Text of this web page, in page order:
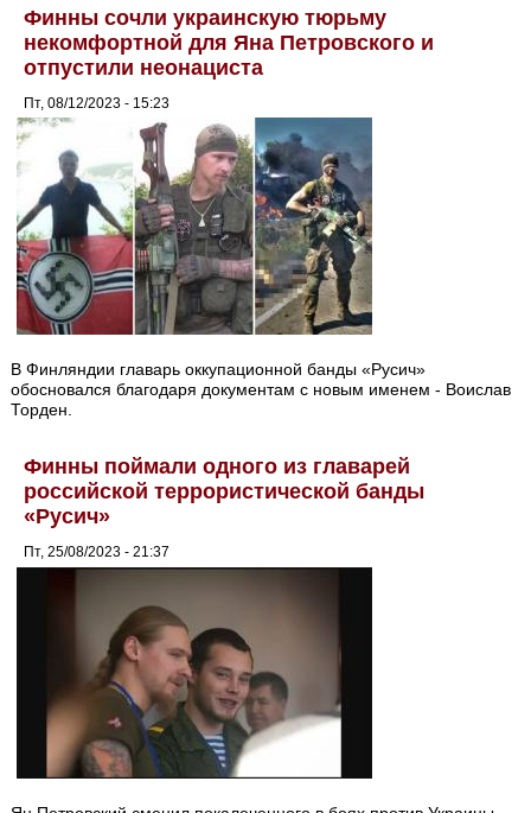
Финны сочли украинскую тюрьму
некомфортной для Яна Петровского и
отпустили неонациста
Пт, 08/12/2023 - 15:23
В Финляндии главарь оккупационной банды «Русич»
обосновался благодаря документам с новым именем - Воислав
Торден.
Финны поймали одного из главарей
российской террористической банды
«Русич»
Пт, 25/08/2023 - 21:37